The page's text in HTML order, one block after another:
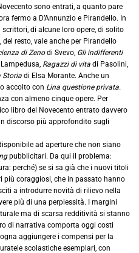
sono entrati, a quanto pare
fermo a D’Annunzio e Pirandello. In
di alcune loro opere, di solito
resto, vale anche per Pirandello
di Zenodi Svevo, Gli indifferenti
Ragazzi di vita di Pasolini,
Storia di Elsa Morante. Anche un
accolto con Lina questione privata.
con almeno cinque opere. Per
libro del Novecento entrato davvero
discorso più approfondito sugli
ad aperture che non siano
pubblicitari. Da qui il problema:
perché) se si sa già che i nuovi titoli
più coraggiosi, che in passato hanno
a introdurre novità di rilievo nella
più di una perplessità. I margini
ma di scarsa redditività si stanno
di narrativa comporta oggi costi
aggiungere i compensi per la
scolastiche esemplari, con